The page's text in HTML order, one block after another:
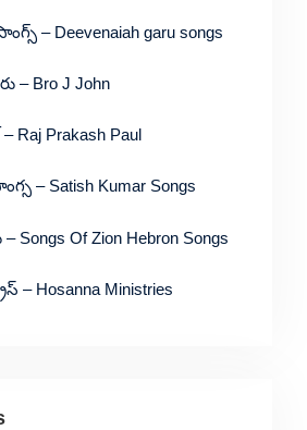
– Deevenaiah garu songs
– Bro J John
Prakash Paul
– Satish Kumar Songs
Of Zion Hebron Songs
– Hosanna Ministries